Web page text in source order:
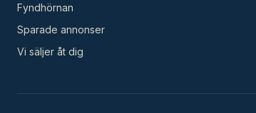
Fyndhörnan
Sparade annonser
Vi säljer åt dig